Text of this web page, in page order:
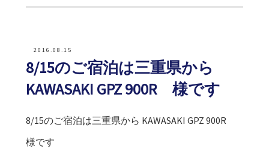
2016.08.15
8/15のご宿泊は三重県から
KAWASAKI GPZ 900R 様です
8/15のご宿泊は三重県から KAWASAKI GPZ 900R
様です